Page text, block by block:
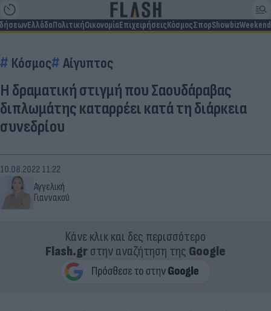
ΕλλάδαΠολιτικήΟικονομίαΕπιχειρήσειςΚόσμοςΣπορShowbizWeekend
Κόσμος Αίγυπτος
Η δραματική στιγμή που Σαουδάραβας
διπλωμάτης καταρρέει κατά τη διάρκεια
συνεδρίου
Αγγελική
Γιαννακού
10.08.2022 11:22
Κάνε κλικ και δες περισσότερο
Flash.grστην αναζήτηση της Google